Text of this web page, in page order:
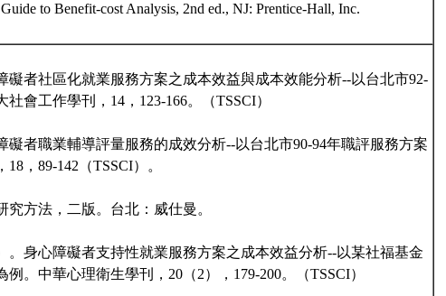
to Benefit-cost Analysis, 2nd ed., NJ: Prentice-Hall, Inc.
礙者社區化就業服務方案之成本效益與成本效能分析--以台北市92-
會工作學刊，14，123-166。（TSSCI）
礙者職業輔導評量服務的成效分析--以台北市90-94年職評服務方案
，89-142（TSSCI）。
究方法，二版。台北：威仕曼。
。身心障礙者支持性就業服務方案之成本效益分析--以某社福基金
。中華心理衛生學刊，20（2），179-200。（TSSCI）